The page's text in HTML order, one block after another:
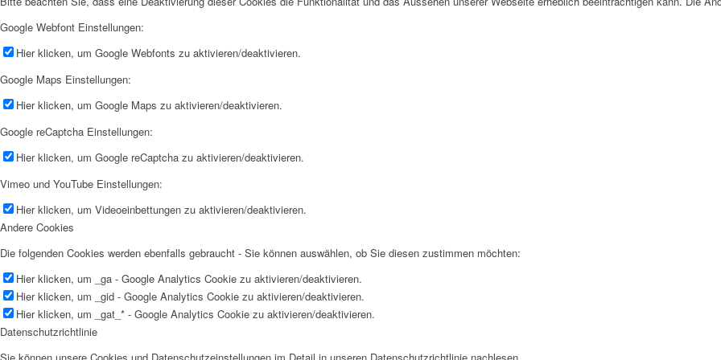
Google Webfont Einstellungen:
Hier klicken, um Google Webfonts zu aktivieren/deaktivieren.
Google Maps Einstellungen:
Hier klicken, um Google Maps zu aktivieren/deaktivieren.
Google reCaptcha Einstellungen:
Hier klicken, um Google reCaptcha zu aktivieren/deaktivieren.
Vimeo und YouTube Einstellungen:
Hier klicken, um Videoeinbettungen zu aktivieren/deaktivieren.
Andere Cookies
Die folgenden Cookies werden ebenfalls gebraucht - Sie können auswählen, ob Sie diesen zustimmen möchten:
Hier klicken, um _ga - Google Analytics Cookie zu aktivieren/deaktivieren.
Hier klicken, um _gid - Google Analytics Cookie zu aktivieren/deaktivieren.
Hier klicken, um _gat_* - Google Analytics Cookie zu aktivieren/deaktivieren.
Datenschutzrichtlinie